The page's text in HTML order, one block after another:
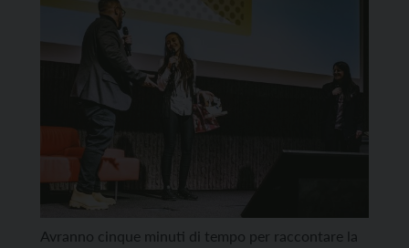
Avranno cinque minuti di tempo per raccontare la